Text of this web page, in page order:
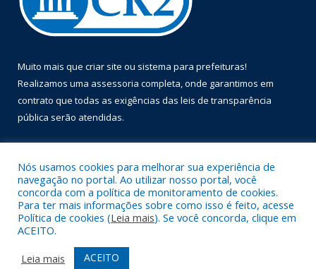
Muito mais que criar site ou sistema para prefeituras!
Realizamos uma assessoria completa, onde garantimos em
contrato que todas as exigências das leis de transparência
pública serão atendidas.
Todos os direitos reservados a Prefeitura Municipal de Óbidos.
Mapa do Site
Acessar Área Administrativa
Nós usamos cookies para melhorar sua experiência de
navegação no portal. Ao utilizar nosso portal, você
concorda com a política de monitoramento de cookies.
Para ter mais informações sobre como isso é feito, acesse
Política de cookies (Leia mais). Se você concorda, clique em
ACEITO.
Leia mais
ACEITO